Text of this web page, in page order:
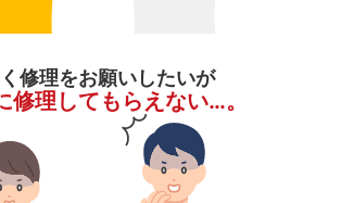
修理をお願いしたいが
修理してもらえない…。